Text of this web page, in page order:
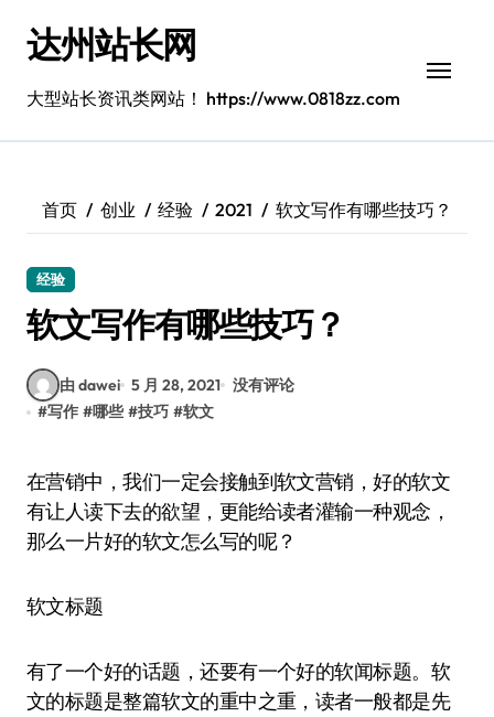
达州站长网
大型站长资讯类网站！ https://www.0818zz.com
首页 创业 经验 2021 软文写作有哪些技巧？
经验
软文写作有哪些技巧？
由 dawei 5 月 28, 2021 没有评论
#写作 #哪些 #技巧 #软文
在营销中，我们一定会接触到软文营销，好的软文
有让人读下去的欲望，更能给读者灌输一种观念，
那么一片好的软文怎么写的呢？
软文标题
有了一个好的话题，还要有一个好的软闻标题。软
文的标题是整篇软文的重中之重，读者一般都是先